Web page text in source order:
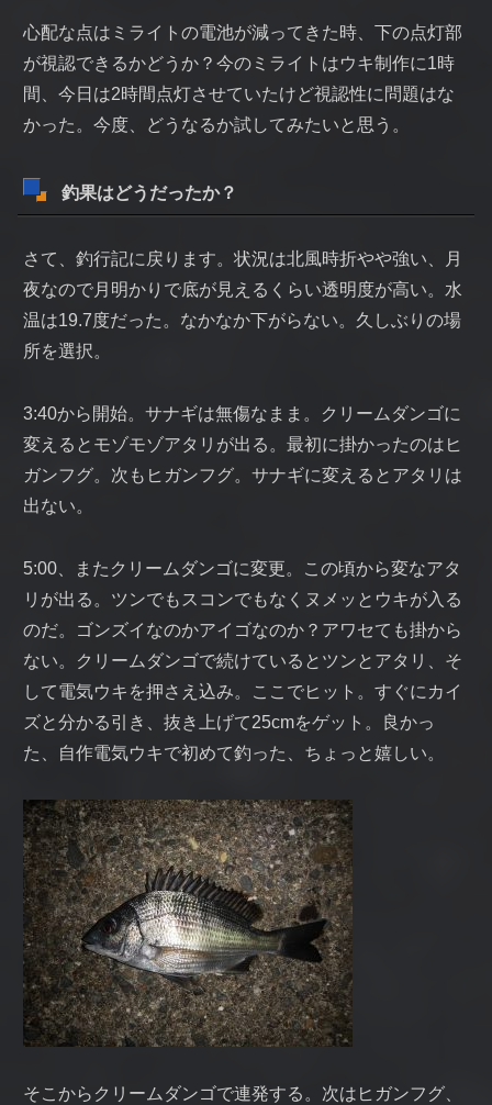
心配な点はミライトの電池が減ってきた時、下の点灯部
が視認できるかどうか？今のミライトはウキ制作に1時
間、今日は2時間点灯させていたけど視認性に問題はな
かった。今度、どうなるか試してみたいと思う。
釣果はどうだったか？
さて、釣行記に戻ります。状況は北風時折やや強い、月
夜なので月明かりで底が見えるくらい透明度が高い。水
温は19.7度だった。なかなか下がらない。久しぶりの場
所を選択。
3:40から開始。サナギは無傷なまま。クリームダンゴに
変えるとモゾモゾアタリが出る。最初に掛かったのはヒ
ガンフグ。次もヒガンフグ。サナギに変えるとアタリは
出ない。
5:00、またクリームダンゴに変更。この頃から変なアタ
リが出る。ツンでもスコンでもなくヌメッとウキが入る
のだ。ゴンズイなのかアイゴなのか？アワセても掛から
ない。クリームダンゴで続けているとツンとアタリ、そ
して電気ウキを押さえ込み。ここでヒット。すぐにカイ
ズと分かる引き、抜き上げて25cmをゲット。良かっ
た、自作電気ウキで初めて釣った、ちょっと嬉しい。
そこからクリームダンゴで連発する。次はヒガンフグ、